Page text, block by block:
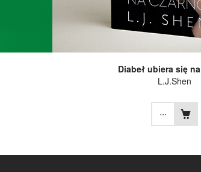
Diabeł ubiera się
L.J.Shen
...